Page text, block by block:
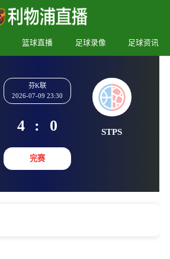
篮球直播 足球录像 足球资讯
芬K联
4 :
完赛